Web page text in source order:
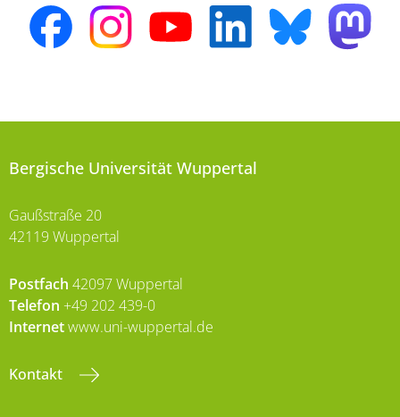
Bergische Universität Wuppertal
Gaußstraße 20
42119 Wuppertal
Postfach 42097 Wuppertal
Telefon +49 202 439-0
Internetwww.uni-wuppertal.de
Kontakt